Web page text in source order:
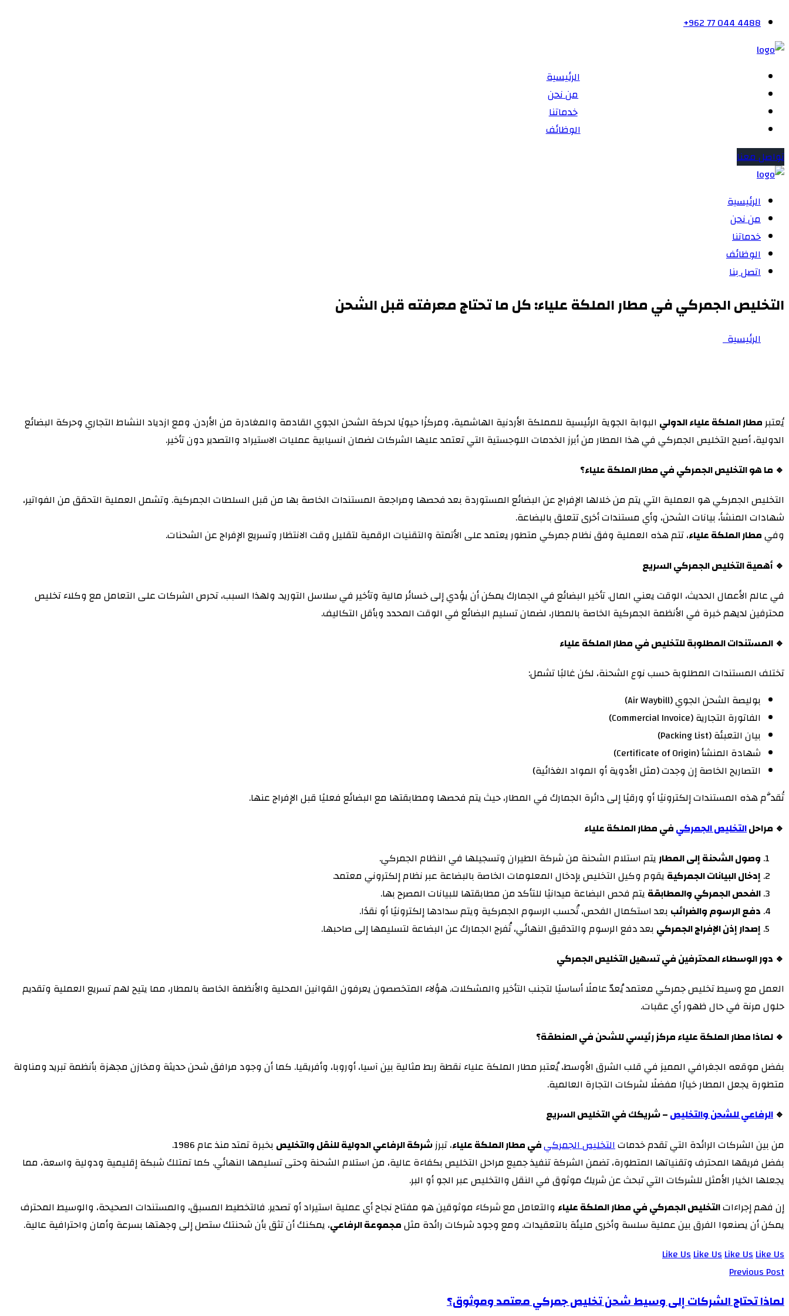
+962 77 044 4488
الرئيسية
من نحن
خدماتنا
الوظائف
تواصل معنا
الرئيسية
من نحن
خدماتنا
الوظائف
اتصل بنا
التخليص الجمركي في مطار الملكة علياء: كل ما تحتاج معرفته قبل الشحن
الرئيسية
يُعتبرمطار الملكة علياء الدولي البوابة الجوية الرئيسية للمملكة الأردنية الهاشمية، ومركزًا حيويًا لحركة الشحن الجوي القادمة والمغادرة من الأردن. ومع ازدياد النشاط التجاري وحركة البضائع
الدولية، أصبح التخليص الجمركي في هذا المطار من أبرز الخدمات اللوجستية التي تعتمد عليها الشركات لضمان انسيابية عمليات الاستيراد والتصدير دون تأخير.
🔹 ما هو التخليص الجمركي في مطار الملكة علياء؟
التخليص الجمركي هو العملية التي يتم من خلالها الإفراج عن البضائع المستوردة بعد فحصها ومراجعة المستندات الخاصة بها من قبل السلطات الجمركية. وتشمل العملية التحقق من الفواتير،
شهادات المنشأ، بيانات الشحن، وأي مستندات أخرى تتعلق بالبضاعة.
وفيمطار الملكة علياء، تتم هذه العملية وفق نظام جمركي متطور يعتمد على الأتمتة والتقنيات الرقمية لتقليل وقت الانتظار وتسريع الإفراج عن الشحنات.
🔹 أهمية التخليص الجمركي السريع
في عالم الأعمال الحديث، الوقت يعني المال. تأخير البضائع في الجمارك يمكن أن يؤدي إلى خسائر مالية وتأخير في سلاسل التوريد. ولهذا السبب، تحرص الشركات على التعامل مع وكلاء تخليص
محترفين لديهم خبرة في الأنظمة الجمركية الخاصة بالمطار، لضمان تسليم البضائع في الوقت المحدد وبأقل التكاليف.
🔹 المستندات المطلوبة للتخليص في مطار الملكة علياء
تختلف المستندات المطلوبة حسب نوع الشحنة، لكن غالبًا تشمل:
بوليصة الشحن الجوي (Air Waybill)
الفاتورة التجارية (Commercial Invoice)
بيان التعبئة (Packing List)
شهادة المنشأ (Certificate of Origin)
التصاريح الخاصة إن وجدت (مثل الأدوية أو المواد الغذائية)
تُقدَّم هذه المستندات إلكترونيًا أو ورقيًا إلى دائرة الجمارك في المطار، حيث يتم فحصها ومطابقتها مع البضائع فعليًا قبل الإفراج عنها.
🔹 مراحلالتخليص الجمركيفي مطار الملكة علياء
وصول الشحنة إلى المطاريتم استلام الشحنة من شركة الطيران وتسجيلها في النظام الجمركي.
إدخال البيانات الجمركية يقوم وكيل التخليص بإدخال المعلومات الخاصة بالبضاعة عبر نظام إلكتروني معتمد.
الفحص الجمركي والمطابقة يتم فحص البضاعة ميدانيًا للتأكد من مطابقتها للبيانات المصرح بها.
دفع الرسوم والضرائب بعد استكمال الفحص، تُحسب الرسوم الجمركية ويتم سدادها إلكترونيًا أو نقدًا.
إصدار إذن الإفراج الجمركي بعد دفع الرسوم والتدقيق النهائي، تُفرج الجمارك عن البضاعة لتسليمها إلى صاحبها.
🔹 دور الوسطاء المحترفين في تسهيل التخليص الجمركي
العمل مع وسيط تخليص جمركي معتمد يُعدّ عاملًا أساسيًا لتجنب التأخير والمشكلات. هؤلاء المتخصصون يعرفون القوانين المحلية والأنظمة الخاصة بالمطار، مما يتيح لهم تسريع العملية وتقديم
حلول مرنة في حال ظهور أي عقبات.
🔹 لماذا مطار الملكة علياء مركز رئيسي للشحن في المنطقة؟
بفضل موقعه الجغرافي المميز في قلب الشرق الأوسط، يُعتبر مطار الملكة علياء نقطة ربط مثالية بين آسيا، أوروبا، وأفريقيا. كما أن وجود مرافق شحن حديثة ومخازن مجهزة بأنظمة تبريد ومناولة
متطورة يجعل المطار خيارًا مفضلًا لشركات التجارة العالمية.
🔹 الرفاعي للشحن والتخليص– شريكك في التخليص السريع
من بين الشركات الرائدة التي تقدم خدماتالتخليص الجمركيفي مطار الملكة علياء، تبرزشركة الرفاعي الدولية للنقل والتخليص بخبرة تمتد منذ عام 1986.
بفضل فريقها المحترف وتقنياتها المتطورة، تضمن الشركة تنفيذ جميع مراحل التخليص بكفاءة عالية، من استلام الشحنة وحتى تسليمها النهائي. كما تمتلك شبكة إقليمية ودولية واسعة، مما
يجعلها الخيار الأمثل للشركات التي تبحث عن شريك موثوق في النقل والتخليص عبر الجو أو البر.
إن فهم إجراءاتالتخليص الجمركي في مطار الملكة علياء والتعامل مع شركاء موثوقين هو مفتاح نجاح أي عملية استيراد أو تصدير. فالتخطيط المسبق، والمستندات الصحيحة، والوسيط المحترف
يمكن أن يصنعوا الفرق بين عملية سلسة وأخرى مليئة بالتعقيدات. ومع وجود شركات رائدة مثلمجموعة الرفاعي، يمكنك أن تثق بأن شحنتك ستصل إلى وجهتها بسرعة وأمان واحترافية عالية.
Like UsLike UsLike UsLike Us
Previous Post
لماذا تحتاج الشركات إلى وسيط شحن تخليص جمركي معتمد وموثوق؟